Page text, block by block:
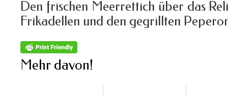
Den frischen Meerrettich über das
Frikadellen und den gegrillten
Mehr davon!